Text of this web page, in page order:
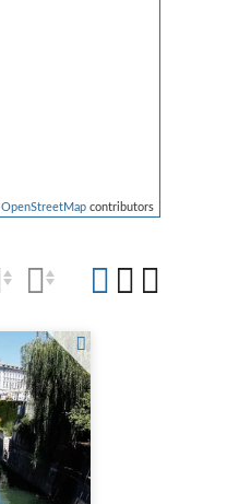
OpenStreetMap contributors